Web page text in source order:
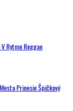
Rytme Reggae
Prinesie Špičkový